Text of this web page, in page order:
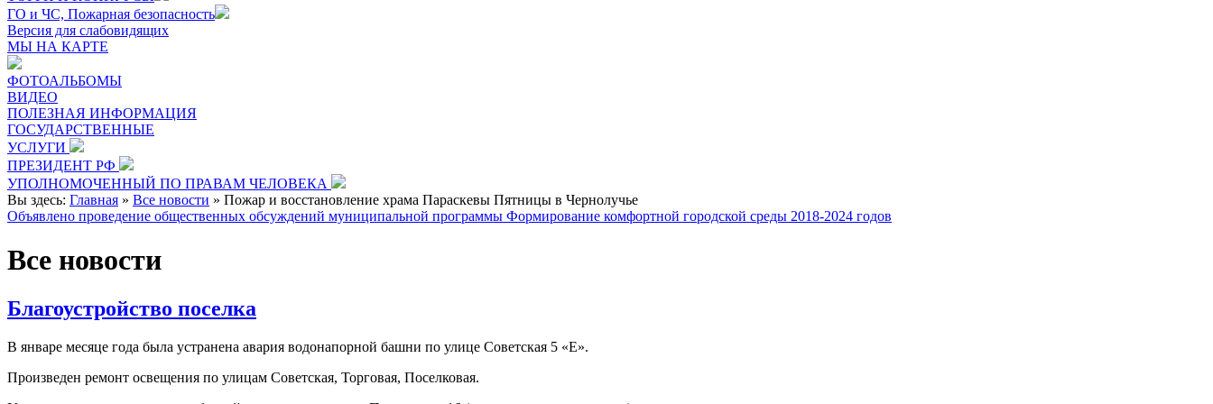
ГО и ЧС, Пожарная безопасность
Версия для слабовидящих
МЫ НА КАРТЕ
ФОТОАЛЬБОМЫ
ВИДЕО
ПОЛЕЗНАЯ ИНФОРМАЦИЯ
ГОСУДАРСТВЕННЫЕ
УСЛУГИ
ПРЕЗИДЕНТ РФ
УПОЛНОМОЧЕННЫЙ ПО ПРАВАМ ЧЕЛОВЕКА
Вы здесь: Главная » Все новости » Пожар и восстановление храма Параскевы Пятницы в Чернолучье
Объявлено проведение общественных обсуждений муниципальной программы Формирование комфортной городской среды 2018-2024 годов
Все новости
Благоустройство поселка
В январе месяце года была устранена авария водонапорной башни по улице Советская 5 «Е».
Произведен ремонт освещения по улицам Советская, Торговая, Поселковая.